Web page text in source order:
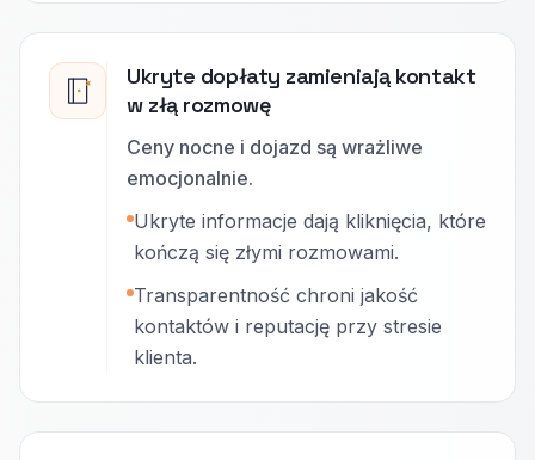
Ukryte dopłaty zamieniają kontakt
w złą rozmowę
Ceny nocne i dojazd są wrażliwe
emocjonalnie.
Ukryte informacje dają kliknięcia, które
kończą się złymi rozmowami.
Transparentność chroni jakość
kontaktów i reputację przy stresie
klienta.